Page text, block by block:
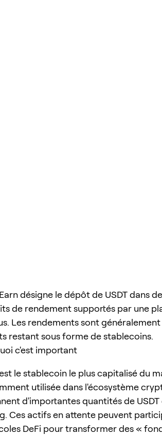
désigne le dépôt de USDT dans
de rendement supportés par une
Les rendements sont généralement
restant sous forme de stablecoins.
c'est important
est le stablecoin le plus capitalisé du
utilisée dans l'écosystème
d'importantes quantités de
Ces actifs en attente peuvent
DeFi pour transformer des «